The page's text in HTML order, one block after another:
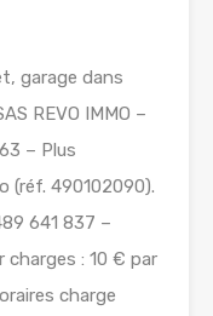
garage dans
REVO IMMO –
– Plus
(réf. 490102090).
641 837 –
charges : 10 € par
charge